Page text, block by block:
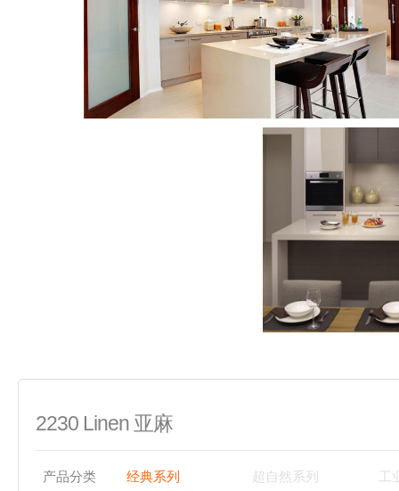
2230 Linen 亚麻
产品分类 经典系列 超自然系列